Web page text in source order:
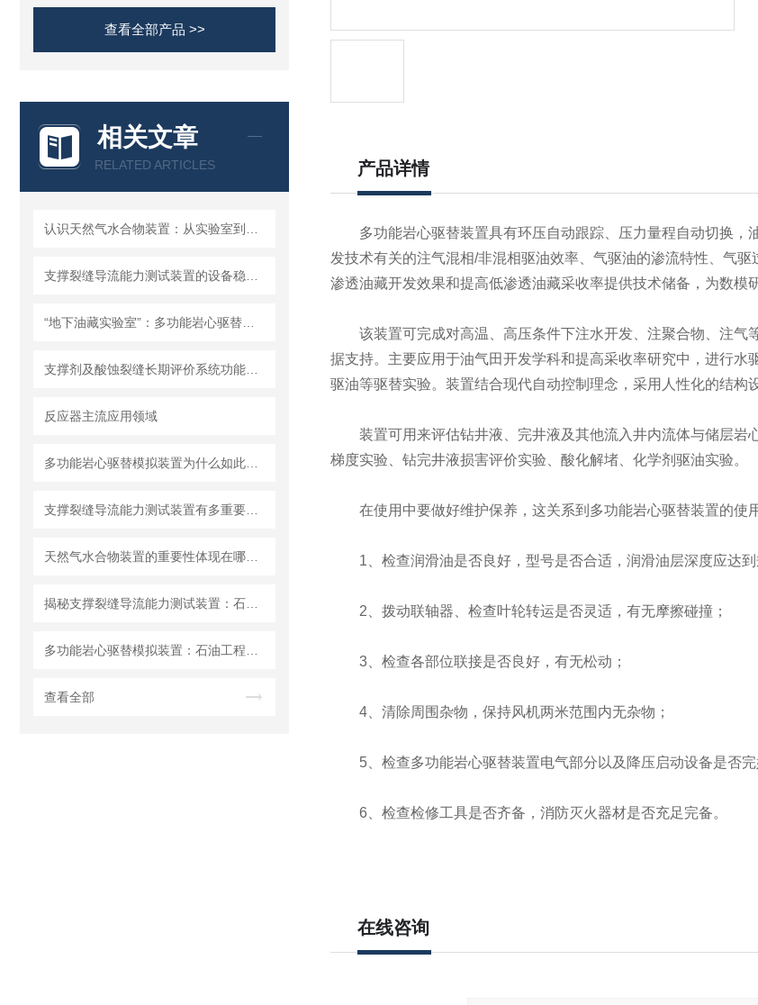
查看全部产品 >>
相关文章
RELATED ARTICLES
反应器主流应用领域
查看全部
产品详情
多功能岩心驱替装置具有环压自动跟踪、压力量程自动切换，
发技术有关的注气混相/非混相驱油效率、气驱油的渗流特性、气
渗透油藏开发效果和提高低渗透油藏采收率提供技术储备，为数模
该装置可完成对高温、高压条件下注水开发、注聚合物、注气
据支持。主要应用于油气田开发学科和提高采收率研究中，进行
驱油等驱替实验。装置结合现代自动控制理念，采用人性化的结构
装置可用来评估钻井液、完井液及其他流入井内流体与储层岩
梯度实验、钻完井液损害评价实验、酸化解堵、化学剂驱油实验。
在使用中要做好维护保养，这关系到多功能岩心驱替装置的使用
1、检查润滑油是否良好，型号是否合适，润滑油层深度应达到
2、拨动联轴器、检查叶轮转运是否灵适，有无摩擦碰撞；
3、检查各部位联接是否良好，有无松动；
4、清除周围杂物，保持风机两米范围内无杂物；
5、检查多功能岩心驱替装置电气部分以及降压启动设备是否完
6、检查检修工具是否齐备，消防灭火器材是否充足完备。
在线咨询